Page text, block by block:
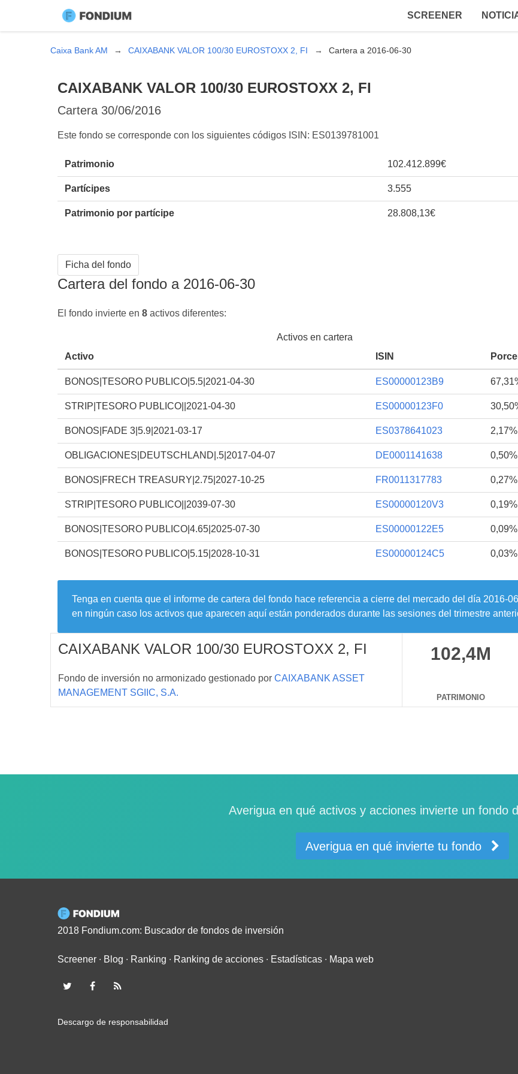
SCREENER
Caixa Bank AM CAIXABANK VALOR 100/30 EUROSTOXX 2, FI Cartera a 2016-06-30
CAIXABANK VALOR 100/30 EUROSTOXX 2, FI
Cartera 30/06/2016
Este fondo se corresponde con los siguientes códigos ISIN: ES0139781001
Patrimonio 102.412.899€
Partícipes 3.555
Patrimonio por partícipe 28.808,13€
Ficha del fondo
Cartera del fondo a 2016-06-30
El fondo invierte en 8 activos diferentes:
Activos en cartera
Activo
ISIN
BONOS|TESORO PUBLICO|5.5|2021-04-30 ES00000123B9
STRIP|TESORO PUBLICO||2021-04-30 ES00000123F0
BONOS|FADE 3|5.9|2021-03-17 ES0378641023 2,17%
OBLIGACIONES|DEUTSCHLAND|.5|2017-04-07 DE0001141638 0,50%
BONOS|FRECH TREASURY|2.75|2027-10-25 FR0011317783 0,27%
STRIP|TESORO PUBLICO||2039-07-30 ES00000120V3 0,19%
BONOS|TESORO PUBLICO|4.65|2025-07-30 ES00000122E5 0,09%
BONOS|TESORO PUBLICO|5.15|2028-10-31 ES00000124C5 0,03%
Tenga en cuenta que el informe de cartera del fondo hace referencia a cierre del mercado del día 2016-
en ningún caso los activos que aparecen aquí están ponderados durante las sesiones del trimestre
CAIXABANK VALOR 100/30 EUROSTOXX 2, FI
Fondo de inversión no armonizado gestionado por CAIXABANK ASSET
MANAGEMENT SGIIC, S.A.
102,4M
PATRIMONIO
Averigua en qué activos y acciones invierte un fondo
Averigua en qué invierte tu fondo
2018 Fondium.com: Buscador de fondos de inversión
Screener ∙ Blog ∙ Ranking ∙ Ranking de acciones ∙ Estadísticas ∙ Mapa web
Descargo de responsabilidad